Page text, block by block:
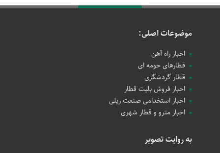
موضوعات اصلی:
اخبار راه آهن
قطارهای حومه ای
قطار گردشگری
اخبار فروش بلیت قطار
اخبار استخدامی صنعت ریلی
اخبار مترو و قطار شهری
به روایت تصویر